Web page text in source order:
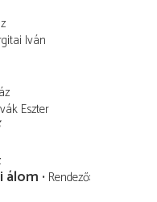
Iván
Eszter
álom Rendező